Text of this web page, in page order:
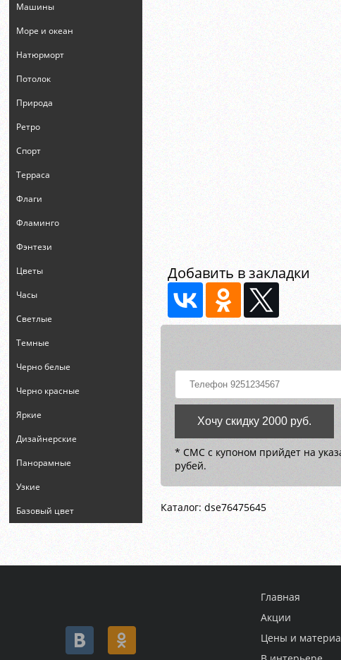
Машины
Море и океан
Натюрморт
Потолок
Природа
Ретро
Спорт
Терраса
Флаги
Фламинго
Фэнтези
Цветы
Часы
Светлые
Темные
Черно белые
Черно красные
Яркие
Дизайнерские
Панорамные
Узкие
Базовый цвет
Добавить в закладки
Хочу скидку 2000 руб.
* СМС с купоном прийдет на
рубей.
Каталог: dse76475645
Главная
Акции
Цены и